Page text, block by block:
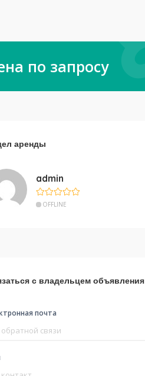
по запросу
аренды
admin
OFFLINE
с владельцем объявления
почта